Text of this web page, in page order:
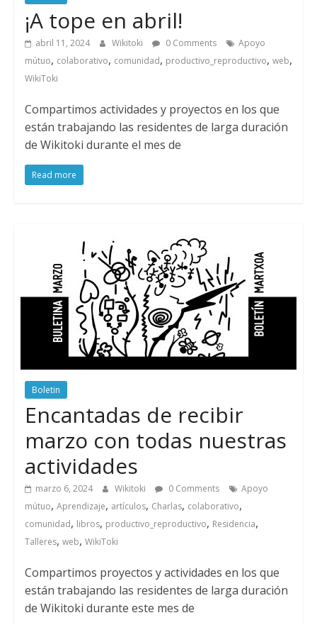
¡A tope en abril!
abril 11, 2024 Wikitoki 0 Comments
Apoyo
mútuo, colaborativo, comunidad, productivo_reproductivo, web,
WikiToki
Compartimos actividades y proyectos en los que
están trabajando las residentes de larga duración
de Wikitoki durante el mes de
Read more
Boletin
Encantadas de recibir
marzo con todas nuestras
actividades
marzo 6, 2024 Wikitoki 0 Comments
Apoyo
mútuo, Aprendizaje, artículos, Charlas, colaborativo,
comunidad, libros, productivo_reproductivo, Residencia,
Talleres, web, WikiToki
Compartimos proyectos y actividades en los que
están trabajando las residentes de larga duración
de Wikitoki durante este mes de